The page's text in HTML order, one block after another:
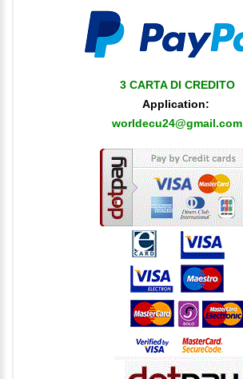
3 CARTA DI CREDITO
Application:
worldecu24@gmail.com